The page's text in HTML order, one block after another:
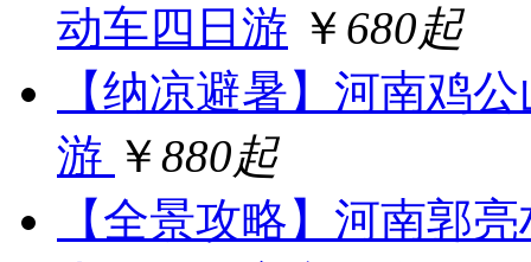
动车四日游 ￥ 680起
【纳凉避暑】河南鸡
游 ￥880起
【全景攻略】河南郭